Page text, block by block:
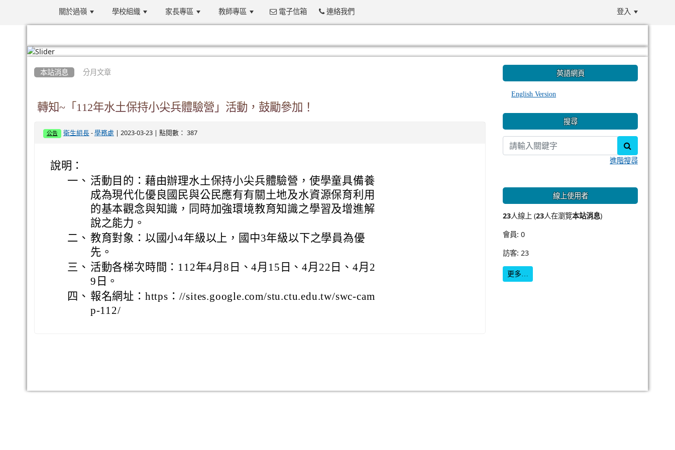
關於過嶺 學校組織 家長專區 教師專區 電子信箱 連絡我們 登入
本站消息 分月文章
轉知~「112年水土保持小尖兵體驗營」活動，鼓勵參加！
公告 衛生組長- 學務處 | 2023-03-23 | 點閱數： 387
說明：
一、 活動目的：藉由辦理水土保持小尖兵體驗營，使學童具備養
成為現代化優良國民與公民應有有關土地及水資源保育利用
的基本觀念與知識，同時加強環境教育知識之學習及增進解
說之能力。
二、 教育對象：以國小4年級以上，國中3年級以下之學員為優
先。
三、 活動各梯次時間：112年4月8日、4月15日、4月22日、4月2
9日。
四、 報名網址：https：//sites.google.com/stu.ctu.edu.tw/swc-cam
p-112/
英語網頁
English Version
搜尋
進階搜尋
線上使用者
23人線上 (23人在瀏覽本站消息)
會員: 0
訪客: 23
更多…